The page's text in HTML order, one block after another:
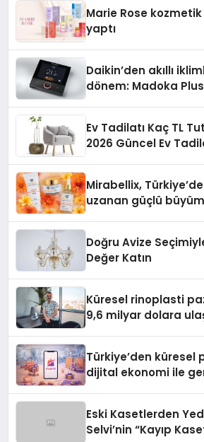
Marie Rose
yaptı
Daikin’den akıllı
dönem: Madoka
Ev Tadilatı Kaç TL
2026 Güncel Ev
Mirabellix,
uzanan güçlü
Doğru Avize
Değer Katın
Küresel rinoplasti
9,6 milyar dolara
Türkiye’den küresel
dijital ekonomi ile
Eski Kasetlerden
Selvi’nin “Kayıp